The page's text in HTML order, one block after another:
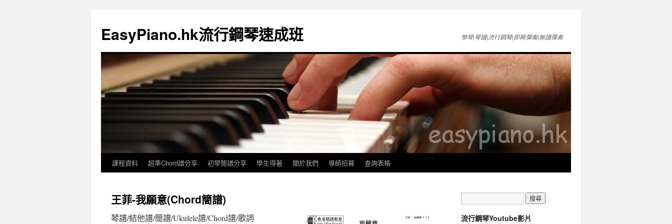
EasyPiano.hk流行鋼琴速成班 學琴|琴譜|流行鋼琴|即興彈奏|無譜彈奏
課程資料 超準Chord譜分享 初學簡譜分享 學生得著 關於我們 導師招募 查詢表格
王菲-我願意(Chord簡譜)
琴譜/結他譜/簡譜/Ukulele譜/Chord譜/歌詞 流行鋼琴Youtube影片